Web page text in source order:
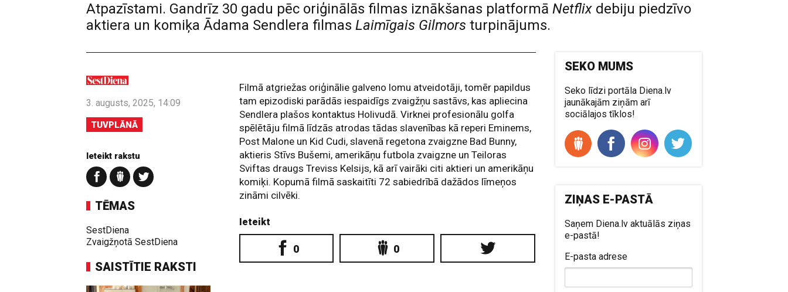
Atpazīstami. Gandrīz 30 gadu pēc oriģinālās filmas iznākšanas platformā Netflix debiju piedzīvo
aktiera un komiķa Ādama Sendlera filmas Laimīgais Gilmors turpinājums.
3. augusts, 2025, 14:09
TUVPLĀNĀ
Ieteikt rakstu
TĒMAS
SestDiena
Zvaigžņotā SestDiena
SAISTĪTIE RAKSTI
Filmā atgriežas oriģinālie galveno lomu atveidotāji, tomēr papildus
tam epizodiski parādās iespaidīgs zvaigžņu sastāvs, kas apliecina
Sendlera plašos kontaktus Holivudā. Virknei profesionālu golfa
spēlētāju filmā līdzās atrodas tādas slavenības kā reperi Eminems,
Post Malone un Kid Cudi, slavenā regetona zvaigzne Bad Bunny,
aktieris Stīvs Bušemi, amerikāņu futbola zvaigzne un Teiloras
Sviftas draugs Treviss Kelsijs, kā arī vairāki citi aktieri un amerikāņu
komiķi. Kopumā filmā saskaitīti 72 sabiedrībā dažādos līmeņos
zināmi cilvēki.
Ieteikt
0 0
SEKO MUMS
Seko līdzi portāla Diena.lv
jaunākajām ziņām arī
sociālajos tīklos!
ZIŅAS E-PASTĀ
Saņem Diena.lv aktuālās ziņas
e-pastā!
E-pasta adrese